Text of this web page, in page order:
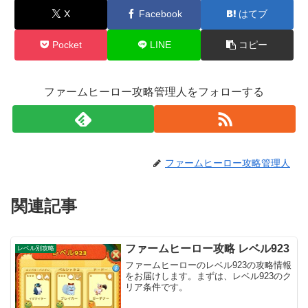
X Facebook はてブ
Pocket LINE コピー
ファームヒーロー攻略管理人をフォローする
ファームヒーロー攻略管理人
関連記事
レベル別攻略 ファームヒーロー攻略 レベル923
ファームヒーローのレベル923の攻略情報
をお届けします。まずは、レベル923のク
リア条件です。